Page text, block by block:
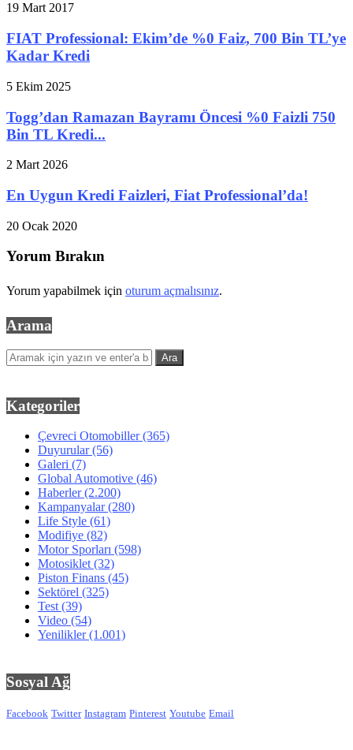
19 Mart 2017
FIAT Professional: Ekim’de %0 Faiz, 700 Bin TL’ye
Kadar Kredi
5 Ekim 2025
Togg’dan Ramazan Bayramı Öncesi %0 Faizli 750
Bin TL Kredi...
2 Mart 2026
En Uygun Kredi Faizleri, Fiat Professional’da!
20 Ocak 2020
Yorum Bırakın
Yorum yapabilmek için oturum açmalısınız.
Arama
Kategoriler
Çevreci Otomobiller(365)
Duyurular(56)
Galeri (7)
Global Automotive (46)
Haberler(2.200)
Kampanyalar(280)
Life Style (61)
Modifiye (82)
Motor Sporları (598)
Motosiklet (32)
Piston Finans (45)
Sektörel (325)
Test (39)
Video (54)
Yenilikler(1.001)
Sosyal Ağ
Facebook Twitter Instagram Pinterest Youtube Email